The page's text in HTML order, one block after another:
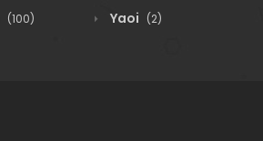
(100) Yaoi (2)